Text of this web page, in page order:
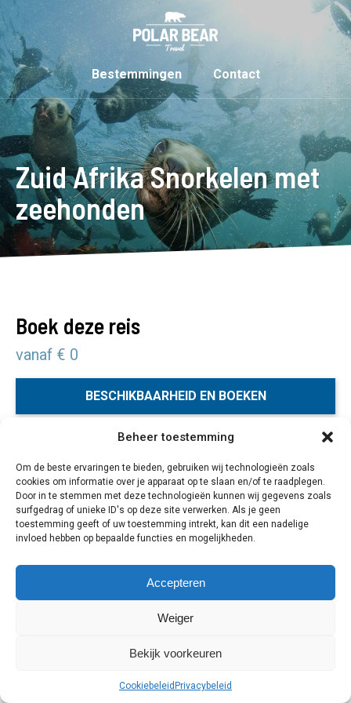
Beheer toestemming
Om de beste ervaringen te bieden, gebruiken wij technologieën zoals
cookies om informatie over je apparaat op te slaan en/of te raadplegen.
Door in te stemmen met deze technologieën kunnen wij gegevens zoals
surfgedrag of unieke ID's op deze site verwerken. Als je geen
toestemming geeft of uw toestemming intrekt, kan dit een nadelige
invloed hebben op bepaalde functies en mogelijkheden.
Accepteren
Weiger
Bekijk voorkeuren
Cookiebeleid Privacybeleid
Bestemmingen Contact
Zuid Afrika Snorkelen met
zeehonden
Boek deze reis
vanaf € 0
BESCHIKBAARHEID EN BOEKEN
de Goede Hoop is een unieke ervaring en erg leuk om als
excursie toe te voegen tijdens een bezoek aan Kaapstad.
1 dagen